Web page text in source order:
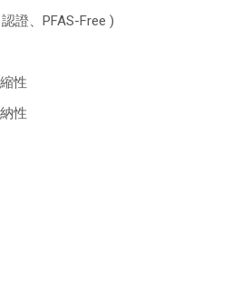
證、PFAS-Free )
性
性